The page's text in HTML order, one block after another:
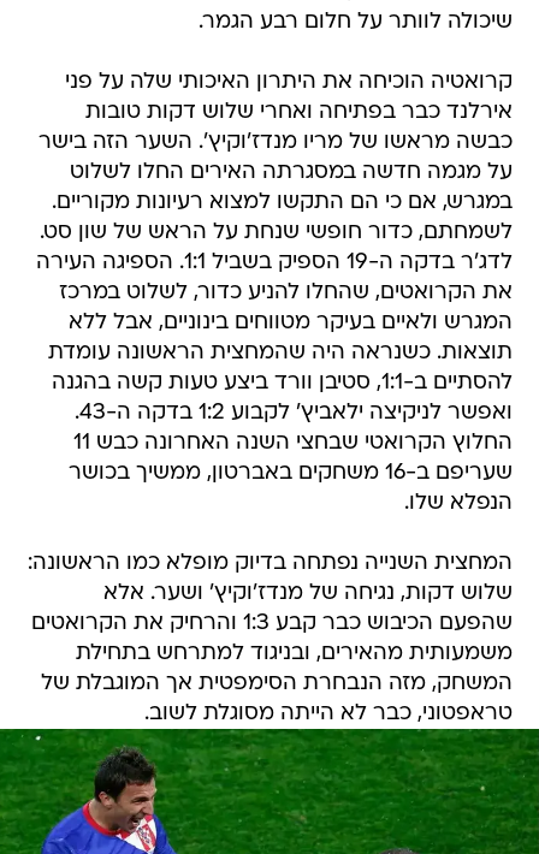
שיכולה לוותר על חלום רבע הגמר.
קרואטיה הוכיחה את היתרון האיכותי שלה על פני
אירלנד כבר בפתיחה ואחרי שלוש דקות טובות
כבשה מראשו של מריו מנדז'וקיץ'. השער הזה בישר
על מגמה חדשה במסגרתה האירים החלו לשלוט
במגרש, אם כי הם התקשו למצוא רעיונות מקוריים.
לשמחתם, כדור חופשי שנחת על הראש של שון סט.
לדג'ר בדקה ה-19 הספיק בשביל 1:1. הספיגה העירה
את הקרואטים, שהחלו להניע כדור, לשלוט במרכז
המגרש ולאיים בעיקר מטווחים בינוניים, אבל ללא
תוצאות. כשנראה היה שהמחצית הראשונה עומדת
להסתיים ב-1:1, סטיבן וורד ביצע טעות קשה בהגנה
ואפשר לניקיצה ילאביץ' לקבוע 1:2 בדקה ה-43.
החלוץ הקרואטי שבחצי השנה האחרונה כבש 11
שעריפם ב-16 משחקים באברטון, ממשיך בכושר
הנפלא שלו.
המחצית השנייה נפתחה בדיוק מופלא כמו הראשונה:
שלוש דקות, נגיחה של מנדז'וקיץ' ושער. אלא
שהפעם הכיבוש כבר קבע 1:3 והרחיק את הקרואטים
משמעותית מהאירים, ובניגוד למתרחש בתחילת
המשחק, מזה הנבחרת הסימפטית אך המוגבלת של
טראפטוני, כבר לא הייתה מסוגלת לשוב.